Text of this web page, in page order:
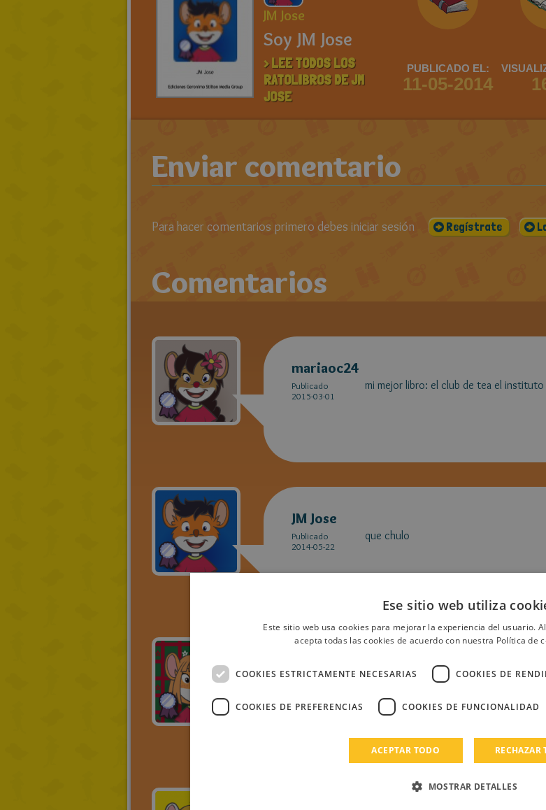
JM Jose
Soy JM Jose
> LEE TODOS LOS
RATOLIBROS DE JM
JOSE
PUBLICADO EL:
11-05-2014
Enviar comentario
Para hacer comentarios primero debes iniciar sesión Regístrate
Comentarios
mariaoc24
Publicado
2015-03-01
mi mejor libro: el club de tea el instituto
JM Jose
Publicado
2014-05-22
que chulo
Terratoncita Parmesano
Mi mejor libro es Ratical Mundial
Ese sitio web utiliza
Este sitio web usa cookies para mejorar la experiencia del usuario.
acepta todas las cookies de acuerdo con nuestra Política de
COOKIES ESTRICTAMENTE NECESARIAS COOKIES DE
COOKIES DE PREFERENCIAS COOKIES DE FUNCIONALIDAD
ACEPTAR TODO RECHAZAR
MOSTRAR DETALLES